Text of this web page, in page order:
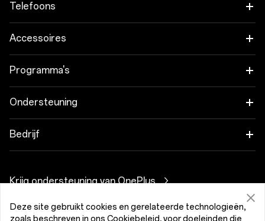
Telefoons
OnePlus 15
OnePlus Nord 5
Accessoires
Tablet
Hoesjes en bescherming
Voeding en kabels
Bundels
Programma's
Koppel je OnePlus-apparaten
OnePlus-inruilen
Ondersteuning
Veelgestelde vragen over onze shop
Gebruikershandleidingen
Bedrijf
Red Cable Club België (Nederlands)
Krijg ondersteuning van OnePlus
Deze site gebruikt cookies en gerelateerde technologieën,
zoals beschreven in ons Cookiebeleid, voor doeleinden die